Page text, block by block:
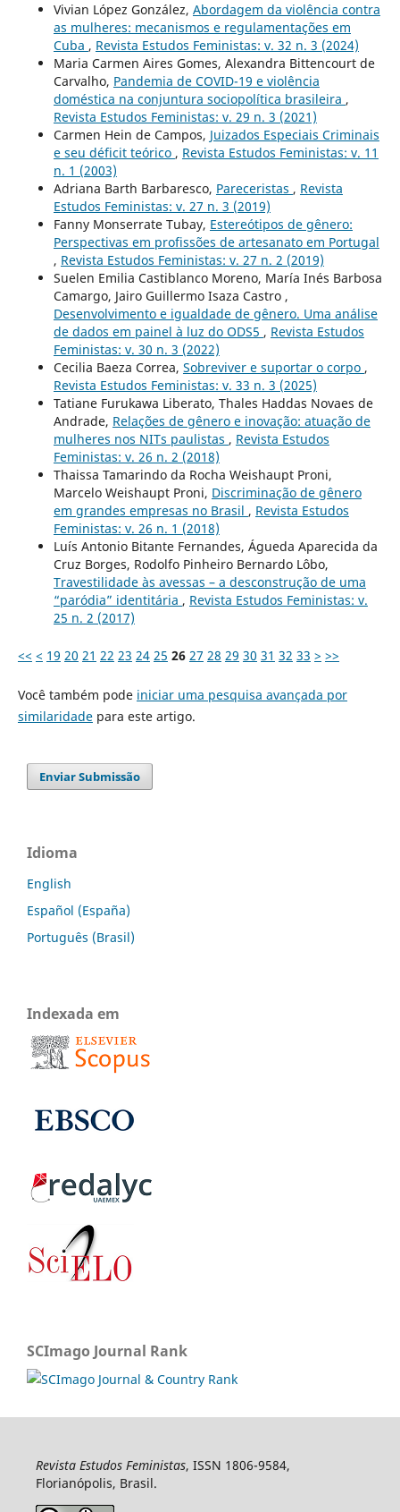
Vivian López González, Abordagem da violência contra
as mulheres: mecanismos e regulamentações em
Cuba , Revista Estudos Feministas: v. 32 n. 3 (2024)
Maria Carmen Aires Gomes, Alexandra Bittencourt de
Carvalho, Pandemia de COVID-19 e violência
doméstica na conjuntura sociopolítica brasileira ,
Revista Estudos Feministas: v. 29 n. 3 (2021)
Carmen Hein de Campos, Juizados Especiais Criminais
e seu déficit teórico , Revista Estudos Feministas: v. 11
n. 1 (2003)
Adriana Barth Barbaresco, Pareceristas , Revista
Estudos Feministas: v. 27 n. 3 (2019)
Fanny Monserrate Tubay, Estereótipos de gênero:
Perspectivas em profissões de artesanato em Portugal
, Revista Estudos Feministas: v. 27 n. 2 (2019)
Suelen Emilia Castiblanco Moreno, María Inés Barbosa
Camargo, Jairo Guillermo Isaza Castro ,
Desenvolvimento e igualdade de gênero. Uma análise
de dados em painel à luz do ODS5 , Revista Estudos
Feministas: v. 30 n. 3 (2022)
Cecilia Baeza Correa, Sobreviver e suportar o corpo ,
Revista Estudos Feministas: v. 33 n. 3 (2025)
Tatiane Furukawa Liberato, Thales Haddas Novaes de
Andrade, Relações de gênero e inovação: atuação de
mulheres nos NITs paulistas , Revista Estudos
Feministas: v. 26 n. 2 (2018)
Thaissa Tamarindo da Rocha Weishaupt Proni,
Marcelo Weishaupt Proni, Discriminação de gênero
em grandes empresas no Brasil , Revista Estudos
Feministas: v. 26 n. 1 (2018)
Luís Antonio Bitante Fernandes, Águeda Aparecida da
Cruz Borges, Rodolfo Pinheiro Bernardo Lôbo,
Travestilidade às avessas – a desconstrução de uma
“paródia” identitária , Revista Estudos Feministas: v.
25 n. 2 (2017)
<< < 19 20 21 22 23 24 25 26 27 28 29 30 31 32 33 > >>
Você também pode iniciar uma pesquisa avançada por
similaridadepara este artigo.
Enviar Submissão
Idioma
English
Español (España)
Português (Brasil)
Indexada em
SCImago Journal Rank
Revista Estudos Feministas, ISSN 1806-9584,
Florianópolis, Brasil.